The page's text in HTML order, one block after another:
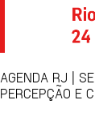
AGENDA RJ |
PERCEPÇÃO E